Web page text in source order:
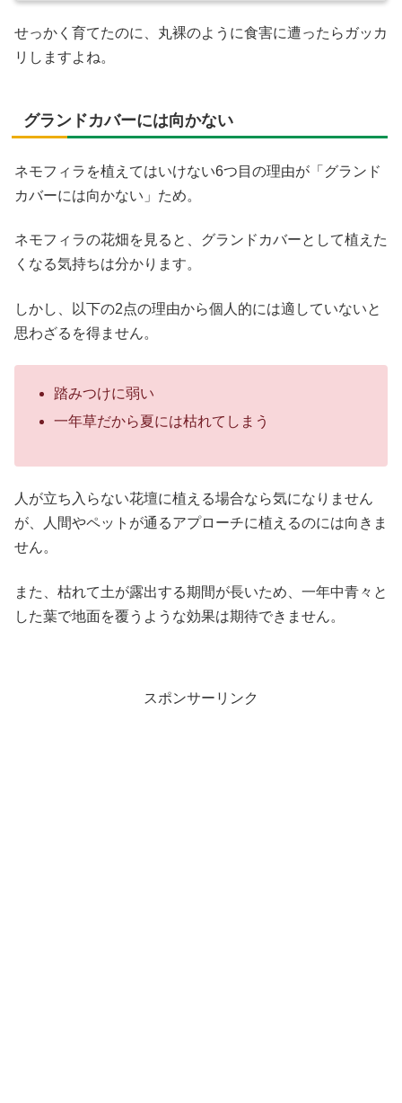
せっかく育てたのに、丸裸のように食害に遭ったらガッカ
リしますよね。
グランドカバーには向かない
ネモフィラを植えてはいけない6つ目の理由が「グランド
カバーには向かない」ため。
ネモフィラの花畑を見ると、グランドカバーとして植えた
くなる気持ちは分かります。
しかし、以下の2点の理由から個人的には適していないと
思わざるを得ません。
踏みつけに弱い
一年草だから夏には枯れてしまう
人が立ち入らない花壇に植える場合なら気になりません
が、人間やペットが通るアプローチに植えるのには向きま
せん。
また、枯れて土が露出する期間が長いため、一年中青々と
した葉で地面を覆うような効果は期待できません。
スポンサーリンク